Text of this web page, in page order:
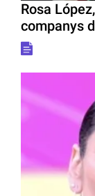
Rosa
companys